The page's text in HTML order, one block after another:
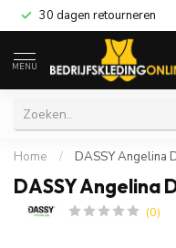
30 dagen retourneren
MENU
Home / DASSY Angelina
DASSY Angelina
(0)